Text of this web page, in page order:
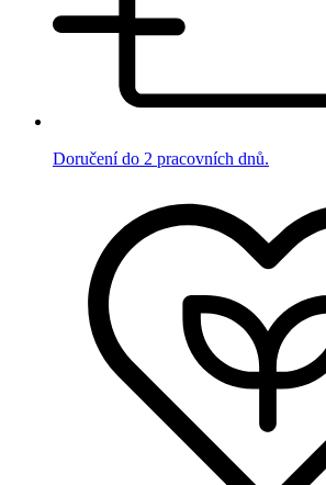
Doručení do 2 pracovních dnů.